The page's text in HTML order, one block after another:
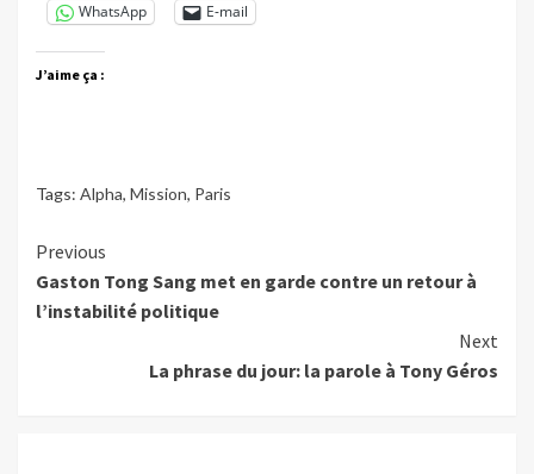
WhatsApp
E-mail
J’aime ça :
Tags: Alpha, Mission, Paris
Continue
Reading
Previous
Gaston Tong Sang met en garde contre un retour à
l’instabilité politique
Next
La phrase du jour: la parole à Tony Géros